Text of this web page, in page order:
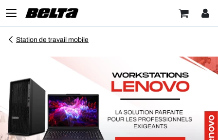
Station de travail mobile